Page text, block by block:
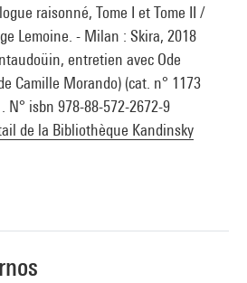
raisonné, Tome I et Tome II /
Lemoine. - Milan : Skira, 2018
entretien avec Ode
Camille Morando) (cat. n° 1173
N° isbn 978-88-572-2672-9
de la Bibliothèque Kandinsky